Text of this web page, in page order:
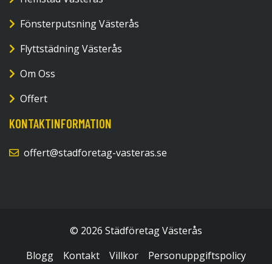
Fönsterputsning Västerås
Flyttstädning Västerås
Om Oss
Offert
KONTAKTINFORMATION
offert@stadforetag-vasteras.se
© 2026 Städföretag Västerås
Blogg
Kontakt Villkor Personuppgiftspolicy